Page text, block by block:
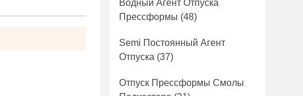
Водный Агент Отпуска
Прессформы (48)
Semi Постоянный Агент
Отпуска (37)
Отпуск Прессформы Смолы